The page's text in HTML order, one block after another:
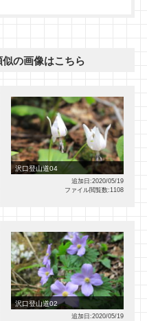
似の画像はこちら
沢口登山道04
追加日:2020/05/19
ファイル閲覧数:1108
沢口登山道02
追加日:2020/05/19